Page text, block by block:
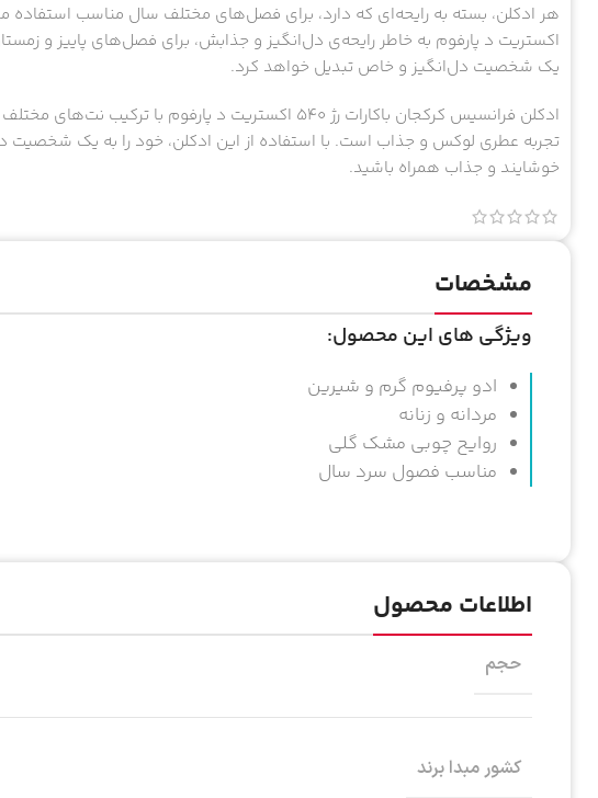
اکستریت د پارفوم به خاطر رایحه‌ی دل‌انگیز و جذابش، برای فصل‌های پاییز و
یک شخصیت دل‌انگیز و خاص تبدیل خواهد کرد.
ادکلن فرانسیس کرکجان باکارات رژ 540 اکستریت د پارفوم
تجربه عطری لوکس و جذاب است. با استفاده از این ادکلن، خود را به یک
خوشایند و جذاب همراه باشید.
مشخصات
ویژگی های این محصول:
ادو پرفیوم گرم و شیرین
مردانه و زنانه
روایح چوبی مشک گلی
مناسب فصول سرد سال
اطلاعات محصول
حجم
کشور مبدا برند